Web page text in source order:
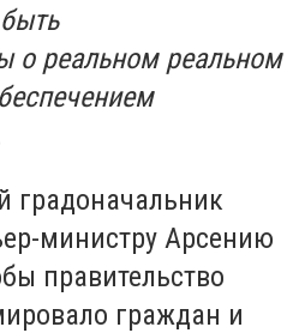
о реальном реальном
градоначальник
министру Арсению
правительство
граждан и